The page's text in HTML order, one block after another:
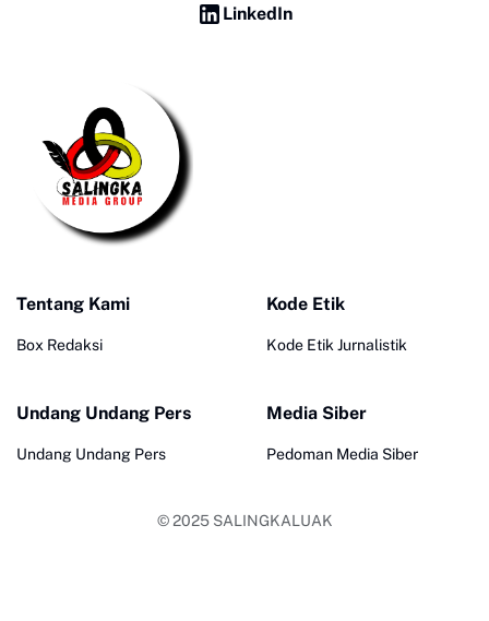
LinkedIn
Tentang Kami
Box Redaksi
Kode Etik
Kode Etik Jurnalistik
Undang Undang Pers
Undang Undang Pers
Media Siber
Pedoman Media Siber
© 2025 SALINGKALUAK